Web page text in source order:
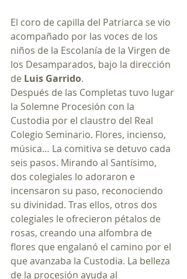
El coro de capilla del Patriarca se vio
acompañado por las voces de los
niños de la Escolanía de la Virgen de
los Desamparados, bajo la dirección
de Luis Garrido.
Después de las Completas tuvo lugar
la Solemne Procesión con la
Custodia por el claustro del Real
Colegio Seminario. Flores, incienso,
música… La comitiva se detuvo cada
seis pasos. Mirando al Santísimo,
dos colegiales lo adoraron e
incensaron su paso, reconociendo
su divinidad. Tras ellos, otros dos
colegiales le ofrecieron pétalos de
rosas, creando una alfombra de
flores que engalanó el camino por el
que avanzaba la Custodia. La belleza
de la procesión ayuda al